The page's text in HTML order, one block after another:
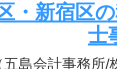
・新宿区
士
五島会計事務